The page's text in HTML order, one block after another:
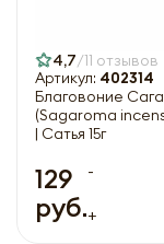
4,7 11 отзывов
Артикул: 402314
Благовоние
(Sagaroma
| Сатья 15г
129
руб.
-
+